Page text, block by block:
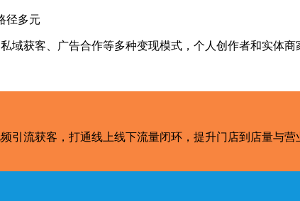
径多元
域获客、广告合作等多种变现模式，个人创作者和实体
引流获客，打通线上线下流量闭环，提升门店到店量与营